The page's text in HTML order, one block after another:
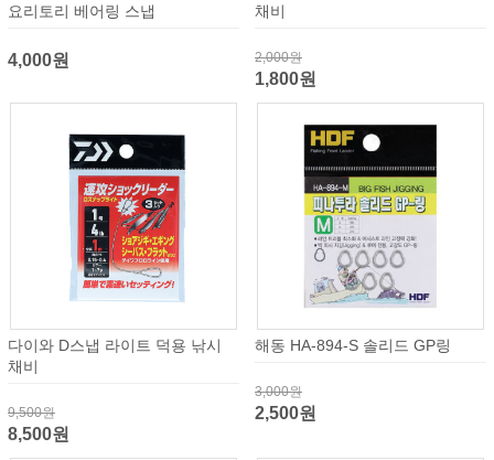
요리토리 베어링 스냅
4,000원
채비
2,000원
1,800원
다이와 D스냅 라이트 덕용 낚시
채비
9,500원
8,500원
해동 HA-894-S 솔리드 GP링
3,000원
2,500원